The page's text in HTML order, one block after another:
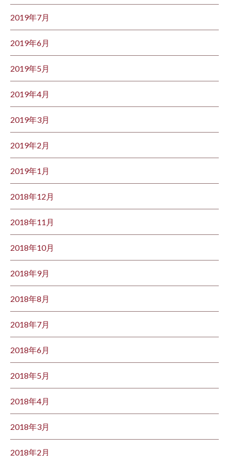
2019年7月
2019年6月
2019年5月
2019年4月
2019年3月
2019年2月
2019年1月
2018年12月
2018年11月
2018年10月
2018年9月
2018年8月
2018年7月
2018年6月
2018年5月
2018年4月
2018年3月
2018年2月